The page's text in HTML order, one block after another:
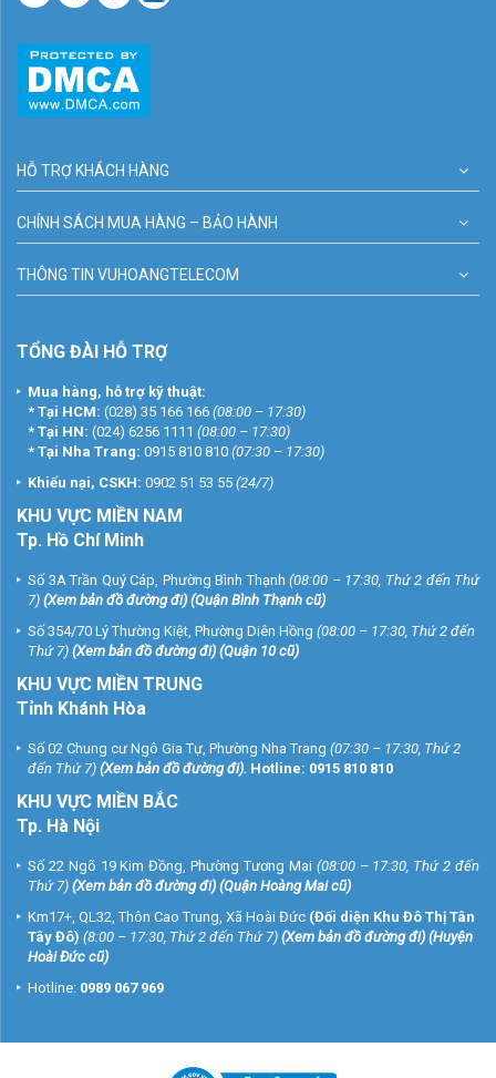
HỖ TRỢ KHÁCH HÀNG
CHÍNH SÁCH MUA HÀNG – BẢO HÀNH
THÔNG TIN VUHOANGTELECOM
TỔNG ĐÀI HỖ TRỢ
Mua hàng, hỗ trợ kỹ thuật:
* Tại HCM: (028) 35 166 166 (08:00 – 17:30)
* Tại HN: (024) 6256 1111 (08:00 – 17:30)
* Tại Nha Trang: 0915 810 810 (07:30 – 17:30)
Khiếu nại, CSKH: 0902 51 53 55 (24/7)
KHU VỰC MIỀN NAM
Tp. Hồ Chí Minh
Số 3A Trần Quý Cáp, Phường Bình Thạnh (08:00 – 17:30, Thứ 2 đến Thứ
7) (Xem bản đồ đường đi) (Quận Bình Thạnh cũ)
Số 354/70 Lý Thường Kiệt, Phường Diên Hồng (08:00 – 17:30, Thứ 2 đến
Thứ 7) (Xem bản đồ đường đi) (Quận 10 cũ)
KHU VỰC MIỀN TRUNG
Tỉnh Khánh Hòa
Số 02 Chung cư Ngô Gia Tự, Phường Nha Trang (07:30 – 17:30, Thứ 2
đến Thứ 7) (Xem bản đồ đường đi). Hotline: 0915 810 810
KHU VỰC MIỀN BẮC
Tp. Hà Nội
Số 22 Ngõ 19 Kim Đồng, Phường Tương Mai (08:00 – 17:30, Thứ 2 đến
Thứ 7) (Xem bản đồ đường đi) (Quận Hoàng Mai cũ)
Km17+, QL32, Thôn Cao Trung, Xã Hoài Đức (Đối diện Khu Đô Thị Tân
Tây Đô) (8:00 – 17:30, Thứ 2 đến Thứ 7) (Xem bản đồ đường đi) (Huyện
Hoài Đức cũ)
Hotline: 0989 067 969